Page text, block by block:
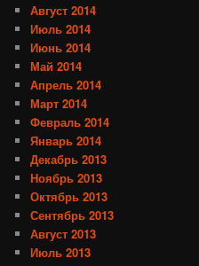
Август 2014
Июль 2014
Июнь 2014
Май 2014
Апрель 2014
Март 2014
Февраль 2014
Январь 2014
Декабрь 2013
Ноябрь 2013
Октябрь 2013
Сентябрь 2013
Август 2013
Июль 2013